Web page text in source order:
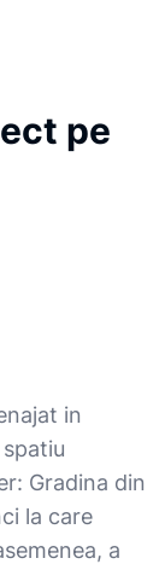
pe
in
Gradina din
la care
a